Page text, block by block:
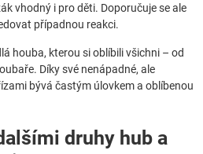
vhodný i pro děti. Doporučuje se ale
případnou reakci.
houba, kterou si oblíbili všichni – od
Díky své nenápadné, ale
bývá častým úlovkem a oblíbenou
druhy hub a